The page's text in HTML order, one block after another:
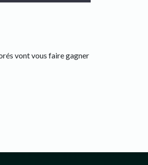
vont vous faire gagner